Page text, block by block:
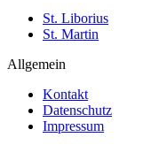
St. Liborius
St. Martin
Allgemein
Kontakt
Datenschutz
Impressum